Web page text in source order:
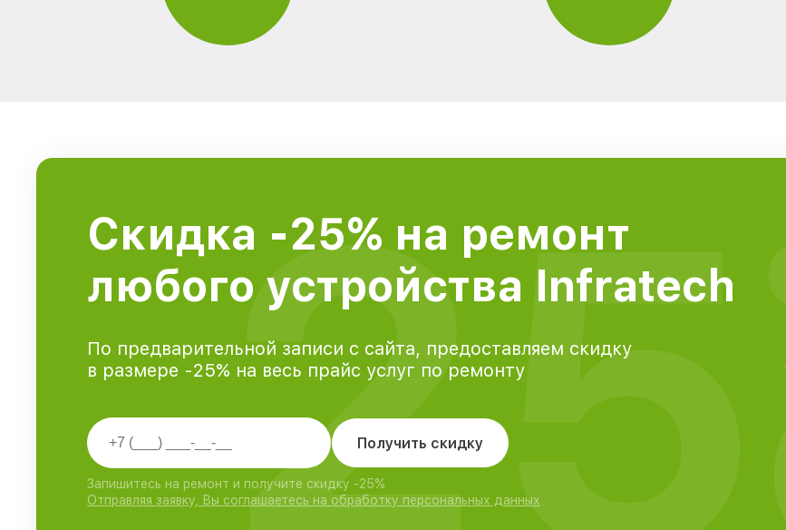
Скидка -25% на ремонт
любого устройства Infratech
По предварительной записи с сайта, предоставляем скидку
в размере -25% на весь прайс услуг по ремонту
Получить скидку
Запишитесь на ремонт и получите скидку -25%
Отправляя заявку, Вы соглашаетесь на обработку персональных данных
25